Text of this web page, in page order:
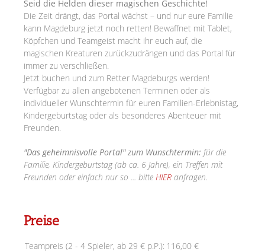
Seid die Helden dieser magischen Geschichte!
Die Zeit drängt, das Portal wächst – und nur eure Familie
kann Magdeburg jetzt noch retten! Bewaffnet mit Tablet,
Köpfchen und Teamgeist macht ihr euch auf, die
magischen Kreaturen zurückzudrängen und das Portal für
immer zu verschließen.
Jetzt buchen und zum Retter Magdeburgs werden!
Verfügbar zu allen angebotenen Terminen oder als
individueller Wunschtermin für euren Familien-Erlebnistag,
Kindergeburtstag oder als besonderes Abenteuer mit
Freunden.
"Das geheimnisvolle Portal" zum Wunschtermin: für die
Familie, Kindergeburtstag (ab ca. 6 Jahre), ein Treffen mit
Freunden oder einfach nur so ... bitte HIER anfragen.
Preise
Teampreis (2 - 4 Spieler, ab 29 € p.P.): 116,00 €